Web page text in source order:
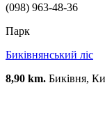
(098) 963-48-36
Парк
Биківнянський ліс
8,90 km. Биківня,